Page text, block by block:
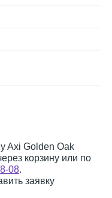
Axi Golden Oak
корзину или по
08.
заявку